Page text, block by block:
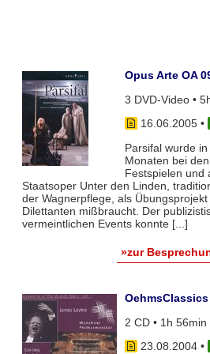
Opus Arte OA
3 DVD-Video •
16.06.2005•
Parsifal wurde
Monaten bei
Festspielen und
Staatsoper Unter den Linden,
der Wagnerpflege, als
Dilettanten mißbraucht. Der
vermeintlichen Events konnte [...]
»zur
OehmsClassics
2 CD • 1h 56min
23.08.2004•